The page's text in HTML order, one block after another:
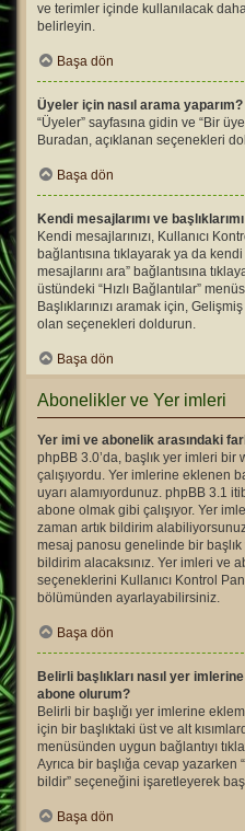
ve terimler içinde kullanılacak
belirleyin.
Başa dön
Üyeler için nasıl arama yaparım?
“Üyeler” sayfasına gidin ve “Bir
Buradan, açıklanan seçenekleri
Başa dön
Kendi mesajlarımı ve
Kendi mesajlarınızı, Kullanıcı
bağlantısına tıklayarak ya da kendi
mesajlarını ara” bağlantısına
üstündeki “Hızlı Bağlantılar”
Başlıklarınızı aramak için,
olan seçenekleri doldurun.
Başa dön
Abonelikler ve Yer imleri
Yer imi ve abonelik arasındaki
phpBB 3.0’da, başlık yer imleri bir
çalışıyordu. Yer imlerine eklenen
uyarı alamıyordunuz. phpBB 3.1
abone olmak gibi çalışıyor. Yer
zaman artık bildirim
mesaj panosu genelinde bir
bildirim alacaksınız. Yer imleri ve
seçeneklerini Kullanıcı Kontrol
bölümünden ayarlayabilirsiniz.
Başa dön
Belirli başlıkları nasıl yer
abone olurum?
Belirli bir başlığı yer imlerine
için bir başlıktaki üst ve alt
menüsünden uygun bağlantıyı
Ayrıca bir başlığa cevap
bildir” seçeneğini işaretleyerek
Başa dön